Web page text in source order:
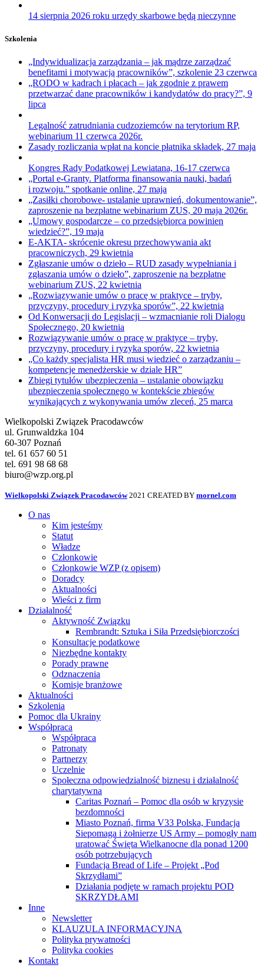
14 sierpnia 2026 roku urzędy skarbowe będą nieczynne
Szkolenia
„Indywidualizacja zarządzania – jak mądrze zarządzać
benefitami i motywacją pracowników”, szkolenie 23 czerwca
„RODO w kadrach i płacach – jak zgodnie z prawem
przetwarzać dane pracowników i kandydatów do pracy?”, 9
lipca
Legalność zatrudniania cudzoziemców na terytorium RP,
webinarium 11 czerwca 2026r.
Zasady rozliczania wpłat na koncie płatnika składek, 27 maja
Kongres Rady Podatkowej Lewiatana, 16-17 czerwca
„Portal e-Granty. Platforma finansowania nauki, badań
i rozwoju.” spotkanie online, 27 maja
„Zasiłki chorobowe- ustalanie uprawnień, dokumentowanie”,
zaproszenie na bezpłatne webinarium ZUS, 20 maja 2026r.
„Umowy gospodarcze – co przedsiębiorca powinien
wiedzieć?”, 19 maja
E-AKTA- skrócenie okresu przechowywania akt
pracowniczych, 29 kwietnia
Zgłaszanie umów o dzieło – RUD zasady wypełniania i
zgłaszania umów o dzieło”, zaproszenie na bezpłatne
webinarium ZUS, 22 kwietnia
„Rozwiązywanie umów o pracę w praktyce – tryby,
przyczyny, procedury i ryzyka sporów”, 22 kwietnia
Od Konwersacji do Legislacji – wzmacnianie roli Dialogu
Społecznego, 20 kwietnia
Rozwiązywanie umów o pracę w praktyce – tryby,
przyczyny, procedury i ryzyka sporów, 22 kwietnia
„Co każdy specjalista HR musi wiedzieć o zarządzaniu –
kompetencje menedżerskie w dziale HR”
Zbiegi tytułów ubezpieczenia – ustalanie obowiązku
ubezpieczenia społecznego w kontekście zbiegów
wynikających z wykonywania umów zleceń, 25 marca
Wielkopolski Związek Pracodawców
ul. Grunwaldzka 104
60-307 Poznań
tel. 61 657 60 51
tel. 691 98 68 68
biuro@wzp.org.pl
Wielkopolski Związek Pracodawców 2021 CREATED BY mornel.com
O nas
Kim jesteśmy
Statut
Władze
Członkowie
Członkowie WZP (z opisem)
Doradcy
Aktualności
Wieści z firm
Działalność
Aktywność Związku
Rembrandt: Sztuka i Siła Przedsiębiorczości
Konsultacje podatkowe
Niezbędne kontakty
Porady prawne
Odznaczenia
Komisje branżowe
Aktualności
Szkolenia
Pomoc dla Ukrainy
Współpraca
Współpraca
Patronaty
Partnerzy
Uczelnie
Społeczna odpowiedzialność biznesu i działalność
charytatywna
Caritas Poznań – Pomoc dla osób w kryzysie
bezdomności
Miasto Poznań, firma V33 Polska, Fundacja
Siepomaga i żołnierze US Army – pomogły nam
uratować Święta Wielkanocne dla ponad 1200
osób potrzebujących
Fundacja Bread of Life – Projekt „Pod
Skrzydłami”
Działania podjęte w ramach projektu POD
SKRZYDŁAMI
Inne
Newsletter
KLAUZULA INFORMACYJNA
Polityka prywatności
Polityka cookies
Kontakt